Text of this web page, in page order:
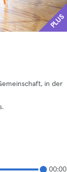
PLUS
in der
00:00